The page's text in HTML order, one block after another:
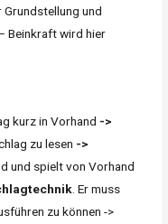
Grundstellung und
Beinkraft wird hier
kurz in Vorhand ->
zu lesen ->
und spielt von Vorhand
. Er muss
zu können ->